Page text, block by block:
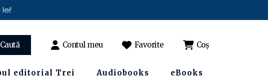
Caută Contul meu Favorite Coș
editorial Trei Audiobooks eBooks